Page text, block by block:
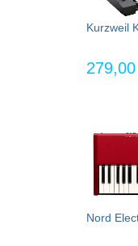
Kurzweil
Nord